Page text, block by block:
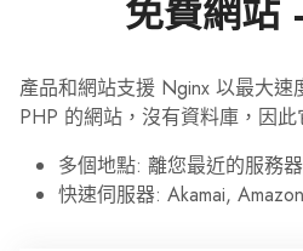
免費網
產品和網站支援 Nginx 以最大速
PHP 的網站，沒有資料庫，因
多個地點: 離您最近的服務
快速伺服器: Akamai,